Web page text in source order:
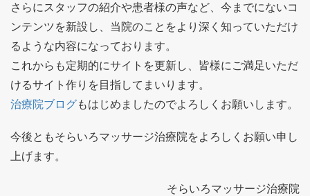
さらにスタッフの紹介や患者様の声など、今までにないコ
ンテンツを新設し、当院のことをより深く知っていただけ
るような内容になっております。
これからも定期的にサイトを更新し、皆様にご満足いただ
けるサイト作りを目指してまいります。
治療院ブログもはじめましたのでよろしくお願いします。
今後ともそらいろマッサージ治療院をよろしくお願い申し
上げます。
そらいろマッサージ治療院